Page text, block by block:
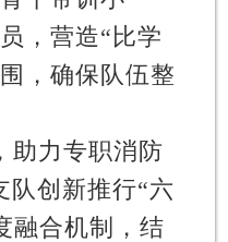
，营造“比学
，确保队伍整
助力专职消防
队创新推行“六
融合机制，结